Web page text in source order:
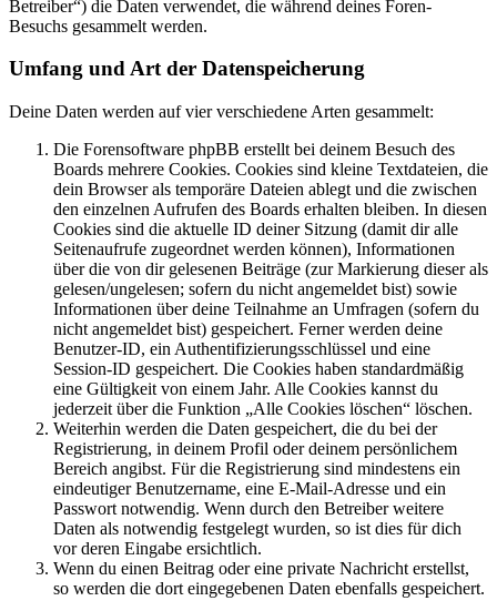
Betreiber“) die Daten verwendet, die während deines Foren-
Besuchs gesammelt werden.
Umfang und Art der Datenspeicherung
Deine Daten werden auf vier verschiedene Arten gesammelt:
Die Forensoftware phpBB erstellt bei deinem Besuch des
Boards mehrere Cookies. Cookies sind kleine Textdateien, die
dein Browser als temporäre Dateien ablegt und die zwischen
den einzelnen Aufrufen des Boards erhalten bleiben. In diesen
Cookies sind die aktuelle ID deiner Sitzung (damit dir alle
Seitenaufrufe zugeordnet werden können), Informationen
über die von dir gelesenen Beiträge (zur Markierung dieser als
gelesen/ungelesen; sofern du nicht angemeldet bist) sowie
Informationen über deine Teilnahme an Umfragen (sofern du
nicht angemeldet bist) gespeichert. Ferner werden deine
Benutzer-ID, ein Authentifizierungsschlüssel und eine
Session-ID gespeichert. Die Cookies haben standardmäßig
eine Gültigkeit von einem Jahr. Alle Cookies kannst du
jederzeit über die Funktion „Alle Cookies löschen“ löschen.
Weiterhin werden die Daten gespeichert, die du bei der
Registrierung, in deinem Profil oder deinem persönlichem
Bereich angibst. Für die Registrierung sind mindestens ein
eindeutiger Benutzername, eine E-Mail-Adresse und ein
Passwort notwendig. Wenn durch den Betreiber weitere
Daten als notwendig festgelegt wurden, so ist dies für dich
vor deren Eingabe ersichtlich.
Wenn du einen Beitrag oder eine private Nachricht erstellst,
so werden die dort eingegebenen Daten ebenfalls gespeichert.